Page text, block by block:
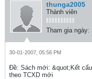
thunga2005
Thành viên
Tham gia ngày:
30-01-2007, 05:56 PM
Ðề: Sách mới: &quot;Kết
theo TCXD mới